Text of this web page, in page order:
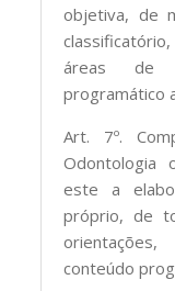
objetiva, de
áreas de
programático
Art. 7º.
Odontologia
este a
próprio, de
conteúdo